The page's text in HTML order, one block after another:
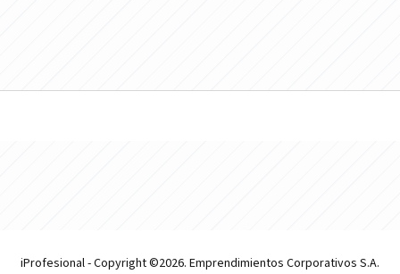
iProfesional - Copyright ©2026. Emprendimientos Corporativos S.A.